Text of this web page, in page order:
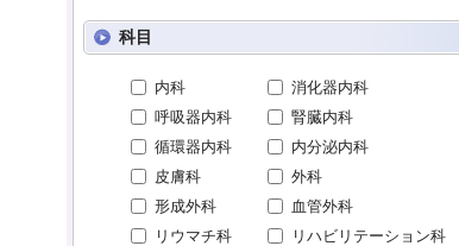
科目
内科 消化器内科
呼吸器内科
腎臓内科
循環器内科
内分泌内科
皮膚科
外科
形成外科
血管外科
リウマチ科
リハビリテーション科